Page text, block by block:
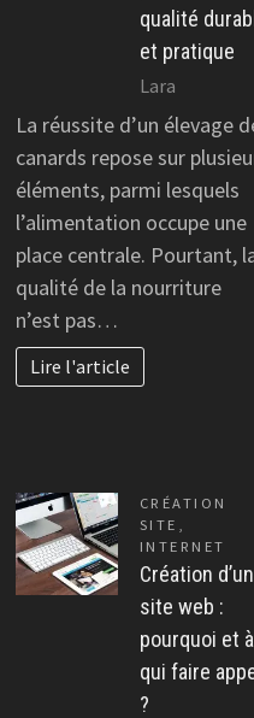
qualité
et pratique
Lara
La réussite d’un élevage
canards repose sur
éléments, parmi lesquels
l’alimentation occupe une
place centrale. Pourtant,
qualité de la nourriture
n’est pas…
Lire l'article
CRÉATION
SITE
INTERNET
Création d’un
site web :
pourquoi et à
qui faire
?